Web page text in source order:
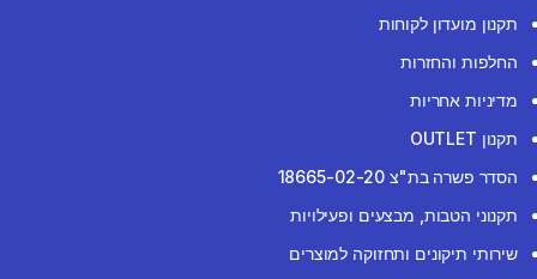
תקנון מועדון לקוחות
החלפות והחזרות
מדיניות אחריות
תקנון OUTLET
הסדר פשרה בת"צ 18665-02-20
תקנוני הטבות, מבצעים ופעילויות
שירותי תיקונים ותחזוקה למוצרים